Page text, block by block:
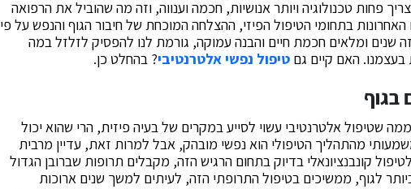
פחות טכנולוגיה ויותר אנושיות, חכמה וענווה, וזה מה שהוביל את הרפואה
בתחומי הטיפול הפיזי, ההצלחה המוכחת של חיבור הגוף והנפש על פי
שנים ומלאים חכמת חיים והבנה עמוקה, גורמת לנו להפסיק לזלזל במה
בעצמנו. האם קיים גם טיפול נפשי אלטרנטיבי? בהחלט כן.
שטיפול אלטרנטיבי עשוי לסייע במקרים של בעיה פיזית, הרי שהוא יכול
מהתהליך הטיפולי הוא נפשי מובהק, אבל למרות זאת, עדיין מרבית
קונבנציונאלי בדיוק בתחום הרגיש הזה, מקבלים תרופות שברובן הגדול
לגוף, ממשיכים בטיפול התרופתי הזה, לעיתים למשך שנים ארוכות